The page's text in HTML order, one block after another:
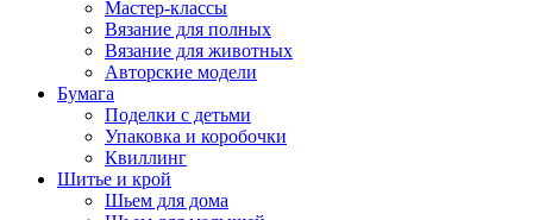
Мастер-классы
Вязание для полных
Вязание для животных
Авторские модели
Бумага
Поделки с детьми
Упаковка и коробочки
Квиллинг
Шитье и крой
Шьем для дома